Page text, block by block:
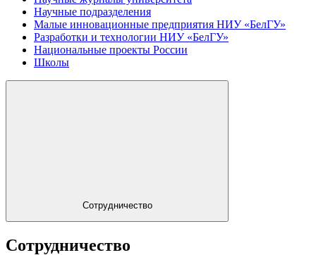
Научные подразделения
Малые инновационные предприятия НИУ «БелГУ»
Разработки и технологии НИУ «БелГУ»
Национальные проекты России
Школы
Сотрудничество
Сотрудничество